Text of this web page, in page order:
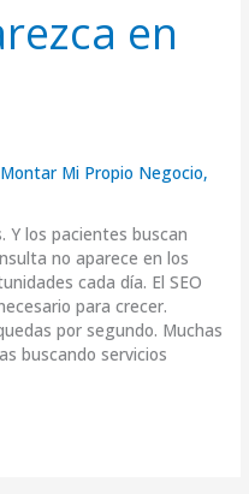
en
Mi Propio Negocio,
los pacientes buscan
no aparece en los
cada día. El SEO
para crecer.
por segundo. Muchas
buscando servicios